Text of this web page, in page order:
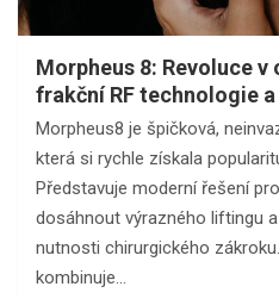
Morpheus 8: Revoluce
frakční RF technologie
Morpheus8 je špičková,
která si rychle získala
Představuje moderní řešení
dosáhnout výrazného liftingu
nutnosti chirurgického
kombinuje…